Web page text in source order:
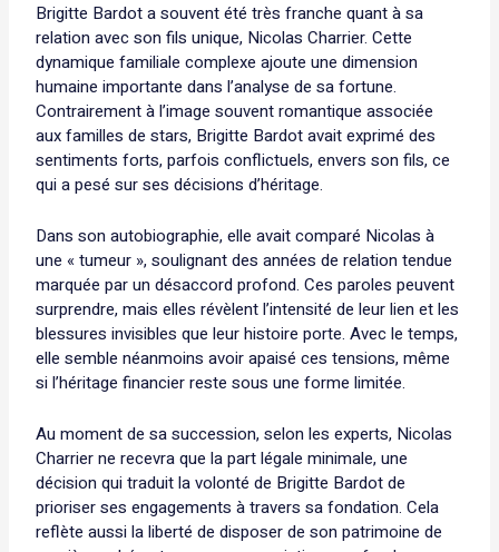
Brigitte Bardot a souvent été très franche quant à sa
relation avec son fils unique, Nicolas Charrier. Cette
dynamique familiale complexe ajoute une dimension
humaine importante dans l’analyse de sa fortune.
Contrairement à l’image souvent romantique associée
aux familles de stars, Brigitte Bardot avait exprimé des
sentiments forts, parfois conflictuels, envers son fils, ce
qui a pesé sur ses décisions d’héritage.
Dans son autobiographie, elle avait comparé Nicolas à
une « tumeur », soulignant des années de relation tendue
marquée par un désaccord profond. Ces paroles peuvent
surprendre, mais elles révèlent l’intensité de leur lien et les
blessures invisibles que leur histoire porte. Avec le temps,
elle semble néanmoins avoir apaisé ces tensions, même
si l’héritage financier reste sous une forme limitée.
Au moment de sa succession, selon les experts, Nicolas
Charrier ne recevra que la part légale minimale, une
décision qui traduit la volonté de Brigitte Bardot de
prioriser ses engagements à travers sa fondation. Cela
reflète aussi la liberté de disposer de son patrimoine de